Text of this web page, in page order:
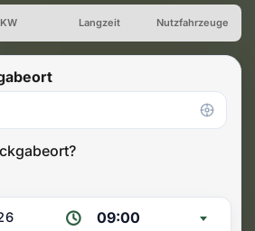
Vermietung
Langzeit Nutzfahrzeuge
09:00